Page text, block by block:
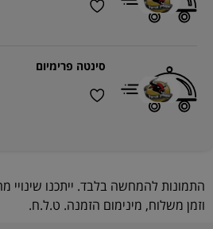
סינטה פרימיום
התמונות להמחשה בלבד. ייתכנו שינויי
וזמן משלוח, מינימום הזמנה. ט.ל.ח.